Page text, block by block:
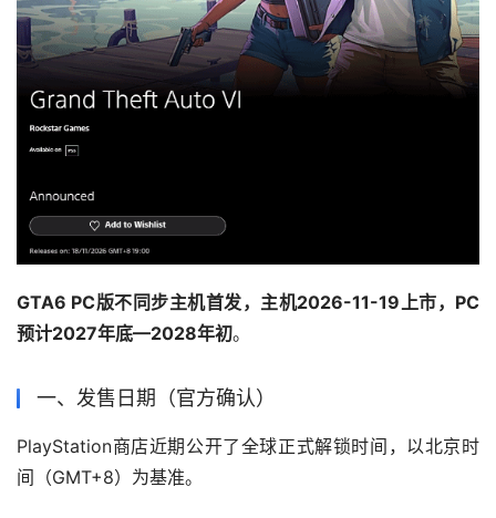
GTA6 PC版不同步主机首发，主机2026-11-19上市，PC
预计2027年底—2028年初。
一、发售日期（官方确认）
PlayStation商店近期公开了全球正式解锁时间，以北京时
间（GMT+8）为基准。